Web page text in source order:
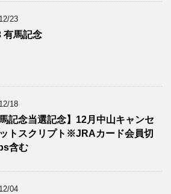
23
有馬記念
18
馬記念当選記念】12月中山キャンセ
トスクリプト※JRAカード会員切
含む
04